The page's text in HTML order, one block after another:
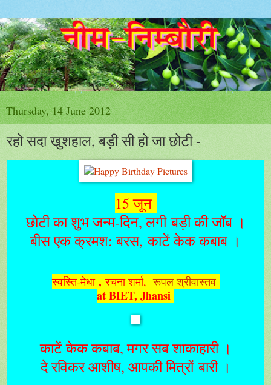
Thursday, 14 June 2012
रहो सदा खुशहाल, बड़ी सी हो जा छोटी -
15 जून
छोटी का शुभ जन्म-दिन, लगी बड़ी की जॉब ।
बीस एक क्रमश: बरस, काटें केक कबाब ।
स्वस्ति-मेधा ,रचना शर्मा,रूपल श्रीवास्तव
at BIET, Jhansi
काटें केक कबाब, मगर सब शाकाहारी ।
दे रविकर आशीष, आपकी मित्रों बारी ।